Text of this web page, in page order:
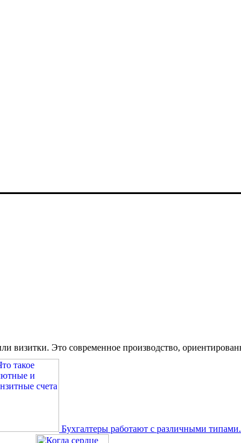
визитки. Это современное производство,
Бухгалтеры работают с различными